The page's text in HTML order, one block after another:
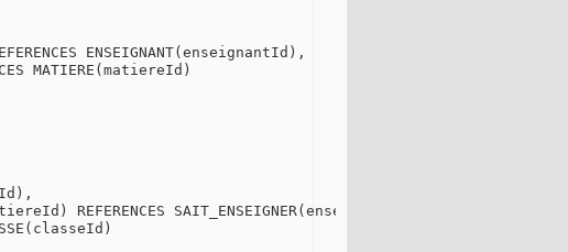
ENSEIGNANT(enseignantId),
MATIERE(matiereId)
REFERENCES SAIT_ENSEIGNER(enseignantId, matiereId),